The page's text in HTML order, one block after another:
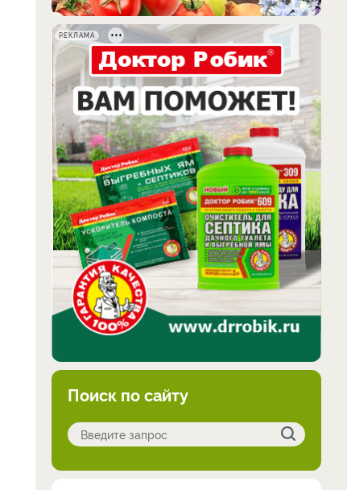
РЕКЛАМА
Поиск по сайту